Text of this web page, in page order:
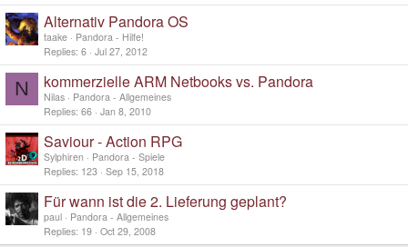
Alternativ Pandora OS
taake
Pandora - Hilfe!
Replies 6 Jul 27, 2012
N kommerzielle ARM Netbooks vs. Pandora
Nilas
Pandora - Allgemeines
Replies 66 Jan 8, 2010
Saviour - Action RPG
Sylphiren
Pandora - Spiele
Replies 123 Sep 15, 2018
Für wann ist die 2. Lieferung geplant?
paul
Pandora - Allgemeines
Replies 19 Oct 29, 2008